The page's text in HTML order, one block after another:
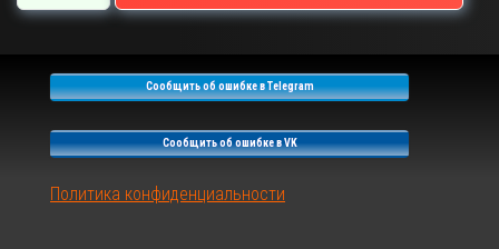
st-
Сообщить об ошибке в Telegram
Сообщить об ошибке в VK
Политика конфиденциальности